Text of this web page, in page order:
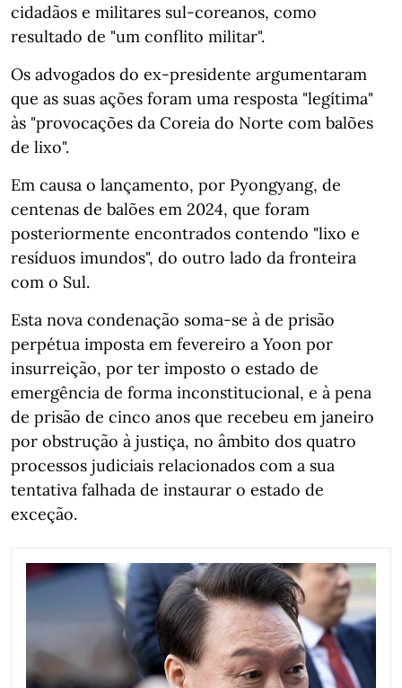
cidadãos e militares sul-coreanos, como
resultado de "um conflito militar".
Os advogados do ex-presidente argumentaram
que as suas ações foram uma resposta "legítima"
às "provocações da Coreia do Norte com balões
de lixo".
Em causa o lançamento, por Pyongyang, de
centenas de balões em 2024, que foram
posteriormente encontrados contendo "lixo e
resíduos imundos", do outro lado da fronteira
com o Sul.
Esta nova condenação soma-se à de prisão
perpétua imposta em fevereiro a Yoon por
insurreição, por ter imposto o estado de
emergência de forma inconstitucional, e à pena
de prisão de cinco anos que recebeu em janeiro
por obstrução à justiça, no âmbito dos quatro
processos judiciais relacionados com a sua
tentativa falhada de instaurar o estado de
exceção.